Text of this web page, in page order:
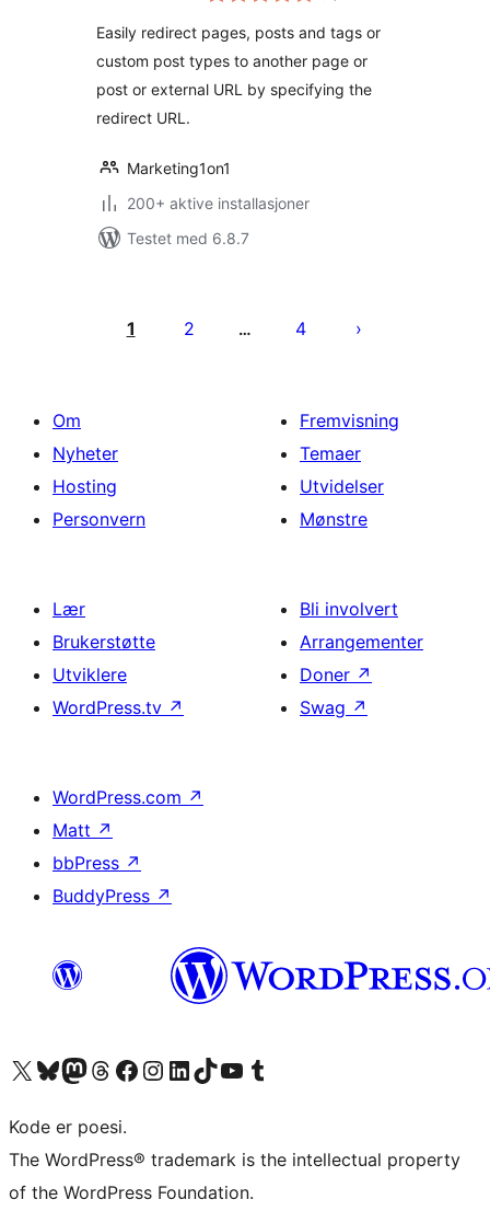
Easily redirect pages, posts and tags or
custom post types to another page or
post or external URL by specifying the
redirect URL.
Marketing1on1
200+ aktive installasjoner
Testet med 6.8.7
1 2 … 4
Om
Nyheter
Hosting
Personvern
Fremvisning
Temaer
Utvidelser
Mønstre
Lær
Brukerstøtte
Utviklere
WordPress.tv ↗
Bli involvert
Arrangementer
Doner ↗
Swag ↗
WordPress.com ↗
Matt ↗
bbPress ↗
BuddyPress ↗
Besøk vår konto på X Visit our Bluesky account
Besøk vår Mastodon-konto
Visit our Threads account
Besøk vår Facebook-sideBesøk vår Instagram-konto
Besøk vår LinkedIn-konto
Visit our TikTok account
Visit our YouTube channel
Visit our Tumblr account
Kode er poesi.
The WordPress® trademark is the intellectual property
of the WordPress Foundation.